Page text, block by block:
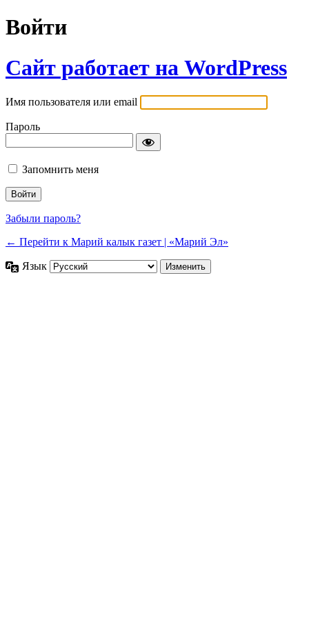
Войти
Сайт работает на WordPress
Имя пользователя или email
Пароль
Запомнить меня
Забыли пароль?
← Перейти к Марий калык газет | «Марий Эл»
Язык